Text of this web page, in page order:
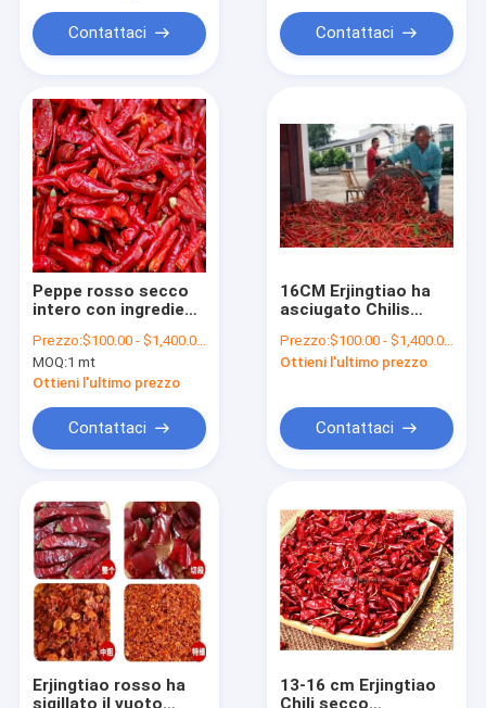
Contattaci Contattaci
Peppe rosso secco
intero con ingredienti
aggiungere un po'di
spezia ai vostri pasti
Prezzo:$100.00 - $1,400.00/Metric Tons
MOQ:1 mt
Ottieni l'ultimo prezzo
Contattaci
16CM Erjingtiao ha
asciugato Chilis
SHU Whole Dried Red
Chili del pigmento
Prezzo:$100.00 - $1,400.00/Metric Tons
Ottieni l'ultimo prezzo
Contattaci
Erjingtiao rosso ha
sigillato il vuoto
13-16 cm Erjingtiao
Chili secco